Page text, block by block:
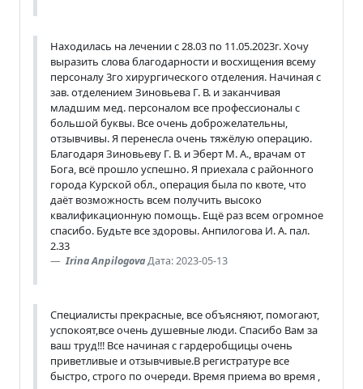
Находилась на лечении с 28.03 по 11.05.2023г. Хочу
выразить слова благодарности и восхищения всему
персоналу 3го хирургического отделения. Начиная с
зав. отделением Зиновьева Г. В. и заканчивая
младшим мед. персоналом все профессионалы с
большой буквы. Все очень доброжелательны,
отзывчивы. Я перенесла очень тяжёлую операцию.
Благодаря Зиновьеву Г. В. и Эберт М. А., врачам от
Бога, всё прошло успешно. Я приехала с районного
города Курской обл., операция была по квоте, что
даёт возможность всем получить высоко
квалификационную помощь. Ещё раз всем огромное
спасибо. Будьте все здоровы. Анпилогова И. А. пал.
2.33
Irina AnpilogovaДата: 2023-05-13
Специалисты прекрасные, все объясняют, помогают,
успокоят,все очень душевные люди. Спасибо Вам за
ваш труд!!! Все начиная с гардеробщицы очень
приветливые и отзывчивые.В регистратуре все
быстро, строго по очереди. Время приема во время ,